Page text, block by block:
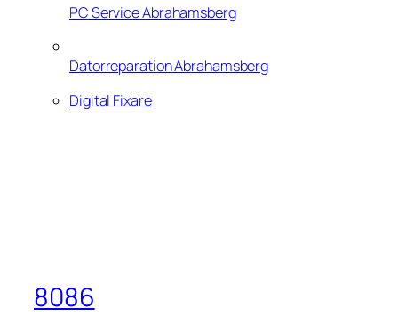
PC Service Abrahamsberg
Datorreparation Abrahamsberg
Digital Fixare
8086